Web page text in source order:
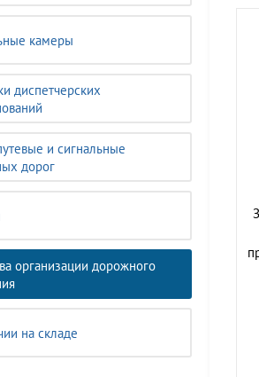
камеры
диспетчерских
и сигнальные
дорог
организации дорожного
на складе